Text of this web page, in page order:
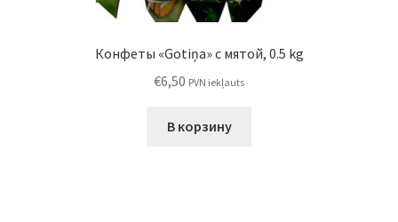
Конфеты «Gotiņa» с мятой, 0.5 kg
€6,50 PVN iekļauts
В корзину